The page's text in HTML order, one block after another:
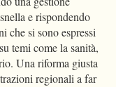
e rispondendo
che si sono espressi
temi come la sanità,
Una riforma giusta
regionali a far